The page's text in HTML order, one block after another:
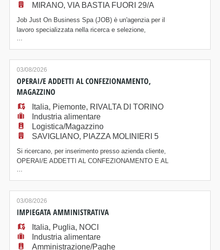
MIRANO, VIA BASTIA FUORI 29/A
Job Just On Business Spa (JOB) è un'agenzia per il
lavoro specializzata nella ricerca e selezione,
amministrazione e formazione del personale, presente
sul mercato da oltre vent'anni. La filiale di Mirano
(VE), ricerca, per importante cliente del settore
alimentare di Noventa di Piave (VE) n° 3 ADDETTI AL
CONFEZIONAMENTO ALIMENTARE Le risors
...
03/08/2026
OPERAI/E ADDETTI AL CONFEZIONAMENTO,
MAGAZZINO
Italia, Piemonte, RIVALTA DI TORINO
Industria alimentare
Logistica/Magazzino
SAVIGLIANO, PIAZZA MOLINIERI 5
Si ricercano, per inserimento presso azienda cliente,
OPERAI/E ADDETTI AL CONFEZIONAMENTO E AL
MAGAZZINO. Le risorse si occuperanno
principalmente di confezionamento manuale di
prodotti. E' richiesta una minima dimestichezza con il
PC e con Microsoft Excel: la risorsa sarà incaricata,
per circa 2 ore al giorno, di effettuare semplici attività
...
03/08/2026
IMPIEGATA AMMINISTRATIVA
Italia, Puglia, NOCI
Industria alimentare
Amministrazione/Paghe